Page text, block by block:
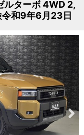
ルターボ 4WD 2,
和9年6月23日